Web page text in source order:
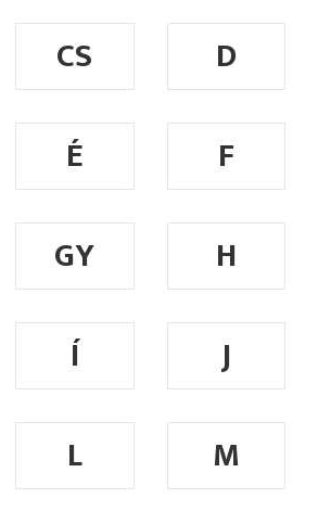
CS
D
É
F
GY
H
Í
J
L M